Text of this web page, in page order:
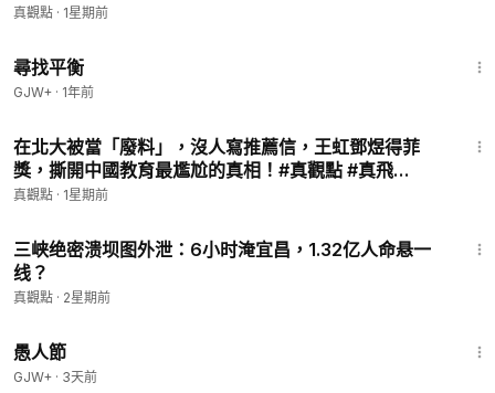
真觀點 · 1星期前
尋找平衡
GJW+ · 1年前
在北大被當「廢料」，沒人寫推薦信，王虹鄧煜得菲
獎，撕開中國教育最尷尬的真相！#真觀點 #真飛
07.28.2026
真觀點 · 1星期前
三峡绝密溃坝图外泄：6小时淹宜昌，1.32亿人命悬一
线？
真觀點 · 2星期前
愚人節
GJW+ · 3天前